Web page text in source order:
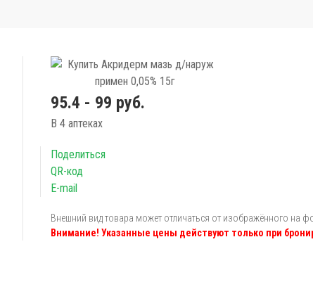
95.4 - 99 руб.
В 4 аптеках
Поделиться
QR-код
E-mail
Внешний вид товара может отличаться от изображённого на
Внимание! Указанные цены действуют только при